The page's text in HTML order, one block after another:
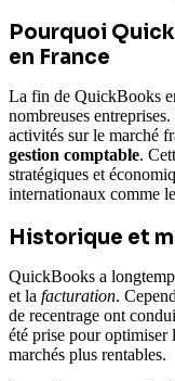
Pourquoi
en France
La fin de QuickBooks
nombreuses
activités sur le marché
gestion comptable.
stratégiques et
internationaux comme
Historique et
QuickBooks a
et la facturation.
de recentrage ont
été prise pour optimiser
marchés plus rentables.